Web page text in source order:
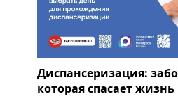
Диспансеризация:
которая спасает жизнь